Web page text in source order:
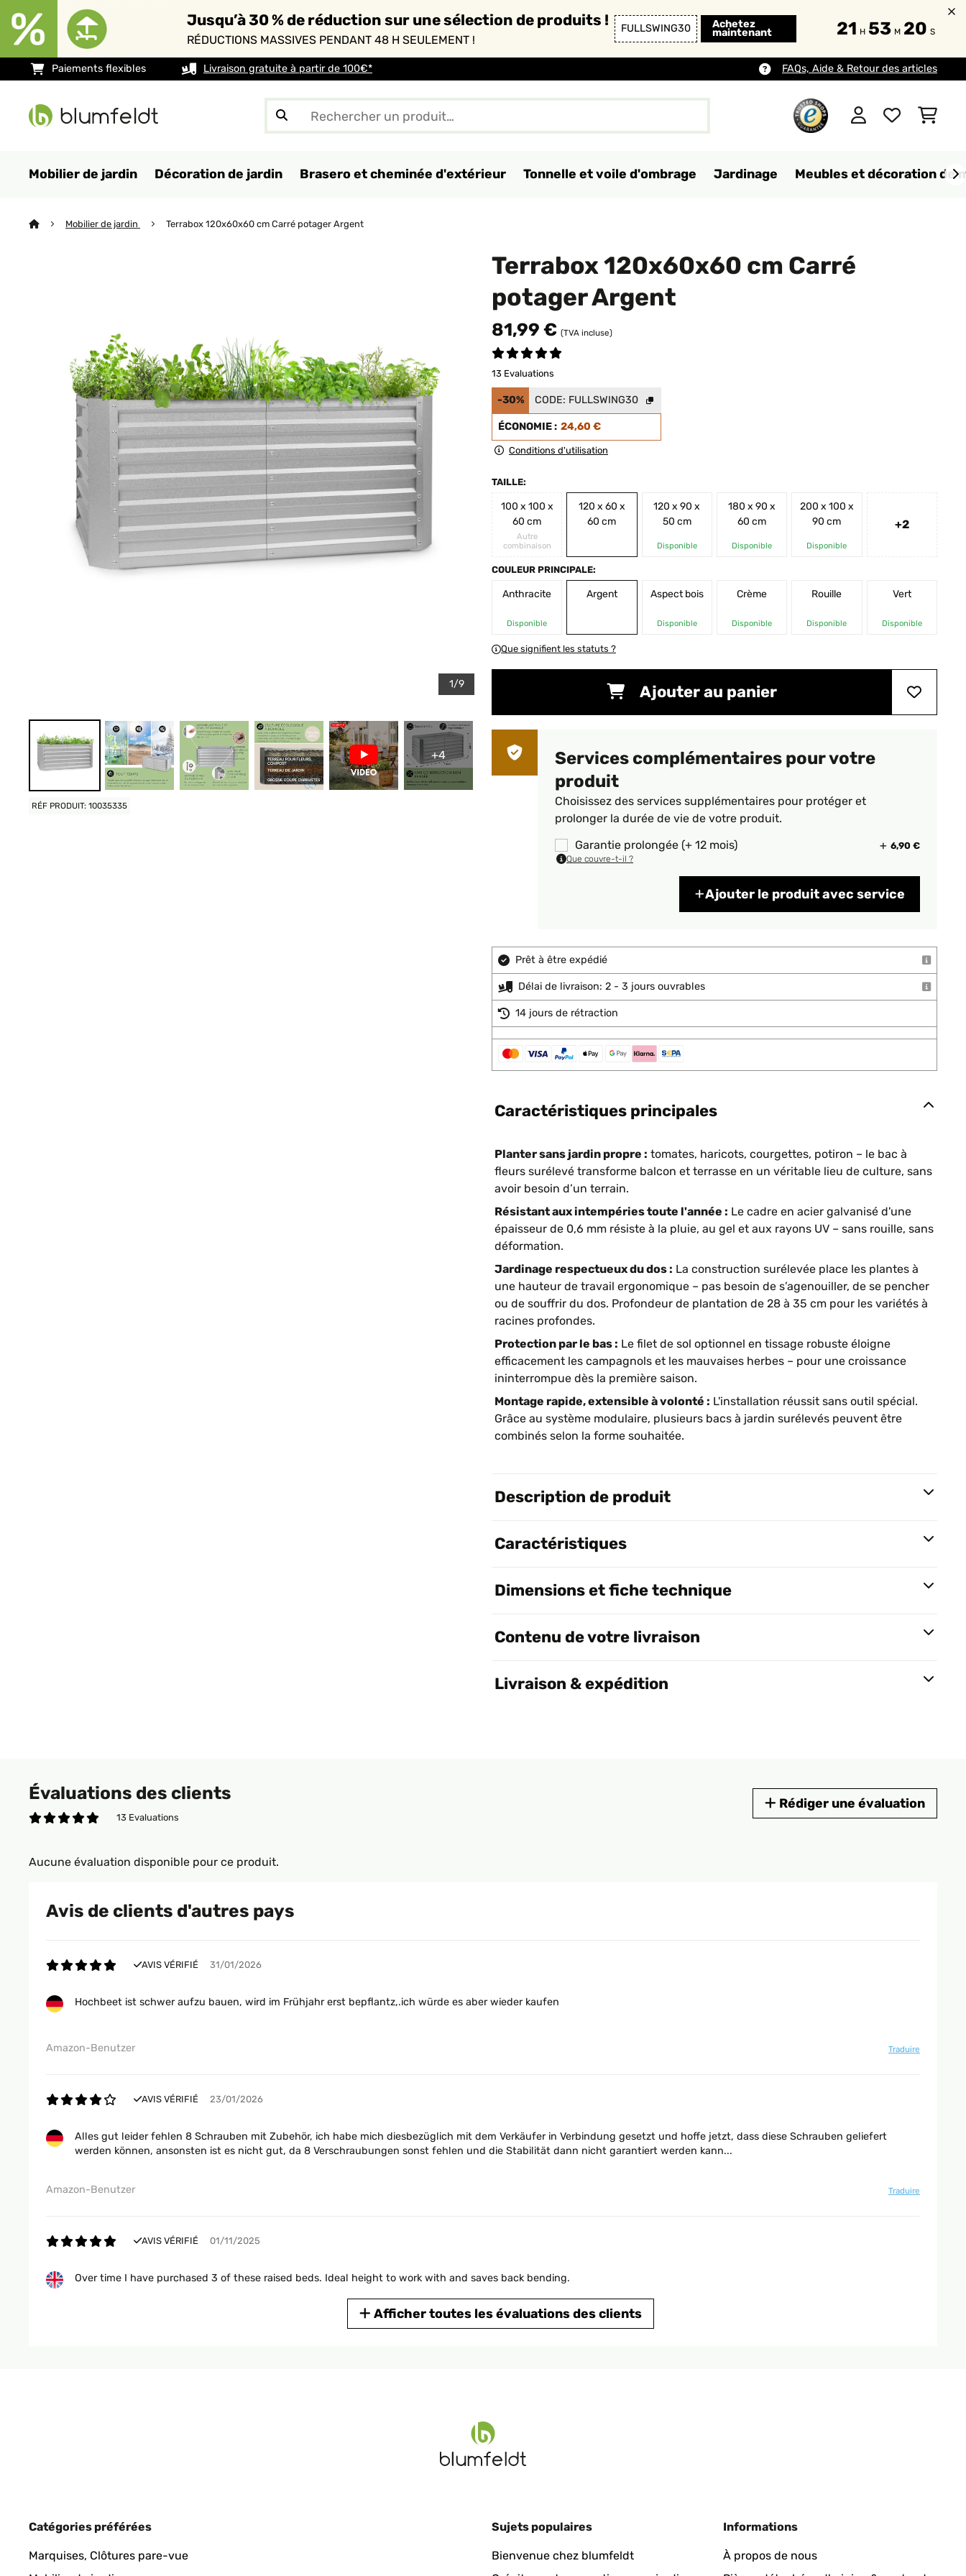
Jusqu’à 30 % de réduction sur une sélection de produits !
RÉDUCTIONS MASSIVES PENDANT 48 H SEULEMENT !
FULLSWING30 Achetez
maintenant 21 H 53 M 19 S
Paiements flexibles Livraison gratuite à partir de 100€* FAQs, Aide & Retour des articles
Mobilier de jardin Décoration de jardin Brasero et cheminée d'extérieur Tonnelle et voile d'ombrage Jardinage Meubles et décoration de
Mobilier de jardin Terrabox 120x60x60 cm Carré potager Argent
1/9
+4
RÉF PRODUIT: 10035335
Terrabox 120x60x60 cm Carré
potager Argent
81,99 € (TVA incluse)
13 Evaluations
-30% CODE: FULLSWING30
ÉCONOMIE : 24,60 €
Conditions d'utilisation
TAILLE:
100 x 100 x
60 cm
Autre
combinaison
120 x 60 x
60 cm
120 x 90 x
50 cm
Disponible
180 x 90 x
60 cm
Disponible
200 x 100 x
90 cm
Disponible
+2
COULEUR PRINCIPALE:
Anthracite
Disponible
Argent Aspect bois
Disponible
Crème
Disponible
Rouille
Disponible
Vert
Disponible
Que signifient les statuts ?
Ajouter au panier
Services complémentaires pour votre
produit
Choisissez des services supplémentaires pour protéger et
prolonger la durée de vie de votre produit.
Garantie prolongée (+ 12 mois)
6,90 €
Que couvre-t-il ?
Ajouter le produit avec service
Prêt à être expédié
Délai de livraison: 2 - 3 jours ouvrables
14 jours de rétraction
Caractéristiques principales
Planter sans jardin propre : tomates, haricots, courgettes, potiron – le bac à
fleurs surélevé transforme balcon et terrasse en un véritable lieu de culture, sans
avoir besoin d’un terrain.
Résistant aux intempéries toute l'année : Le cadre en acier galvanisé d'une
épaisseur de 0,6 mm résiste à la pluie, au gel et aux rayons UV – sans rouille, sans
déformation.
Jardinage respectueux du dos : La construction surélevée place les plantes à
une hauteur de travail ergonomique – pas besoin de s’agenouiller, de se pencher
ou de souffrir du dos. Profondeur de plantation de 28 à 35 cm pour les variétés à
racines profondes.
Protection par le bas : Le filet de sol optionnel en tissage robuste éloigne
efficacement les campagnols et les mauvaises herbes – pour une croissance
ininterrompue dès la première saison.
Montage rapide, extensible à volonté : L'installation réussit sans outil spécial.
Grâce au système modulaire, plusieurs bacs à jardin surélevés peuvent être
combinés selon la forme souhaitée.
Description de produit
Caractéristiques
Dimensions et fiche technique
Contenu de votre livraison
Livraison & expédition
Évaluations des clients
13 Evaluations
Rédiger une évaluation
Aucune évaluation disponible pour ce produit.
Avis de clients d'autres pays
AVIS VÉRIFIÉ 31/01/2026
Hochbeet ist schwer aufzu bauen, wird im Frühjahr erst bepflantz,.ich würde es aber wieder kaufen
Amazon-Benutzer Traduire
AVIS VÉRIFIÉ 23/01/2026
Alles gut leider fehlen 8 Schrauben mit Zubehör, ich habe mich diesbezüglich mit dem Verkäufer in Verbindung gesetzt und hoffe jetzt, dass diese Schrauben geliefert
werden können, ansonsten ist es nicht gut, da 8 Verschraubungen sonst fehlen und die Stabilität dann nicht garantiert werden kann...
Amazon-Benutzer Traduire
AVIS VÉRIFIÉ 01/11/2025
Over time I have purchased 3 of these raised beds. Ideal height to work with and saves back bending.
Ein schönes Design und es hat die richtige Höhe.Das zusammen bauen ist sehr Einfach. Viele Schrauben. Es hätte etwas breiter sein können
Afficher toutes les évaluations des clients
Catégories préférées
Marquises, Clôtures pare-vue
Sujets populaires
Bienvenue chez blumfeldt
Informations
À propos de nous